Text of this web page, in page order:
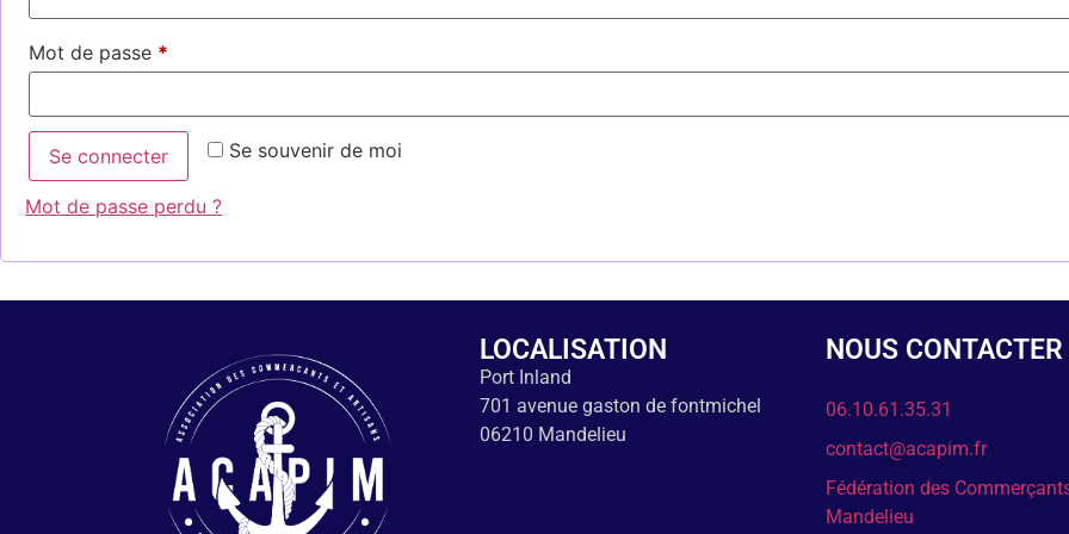
Mot de passe *
Se souvenir de moi
Se connecter
Mot de passe perdu ?
LOCALISATION
Port Inland
701 avenue gaston de fontmichel
06210 Mandelieu
NOUS CONTACTER
06.10.61.35.31
contact@acapim.fr
Fédération des
Mandelieu